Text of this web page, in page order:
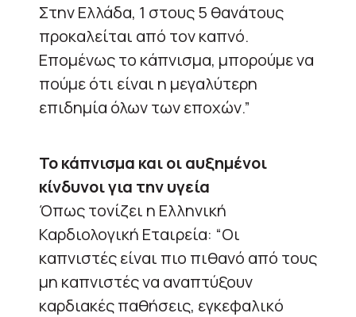
Στην Ελλάδα, 1 στους 5 θανάτους
προκαλείται από τον καπνό.
Επομένως το κάπνισμα, μπορούμε να
πούμε ότι είναι η μεγαλύτερη
επιδημία όλων των εποχών.”
Το κάπνισμα και οι αυξημένοι
κίνδυνοι για την υγεία
Όπως τονίζει η Ελληνική
Καρδιολογική Εταιρεία: “Οι
καπνιστές είναι πιο πιθανό από τους
μη καπνιστές να αναπτύξουν
καρδιακές παθήσεις, εγκεφαλικό